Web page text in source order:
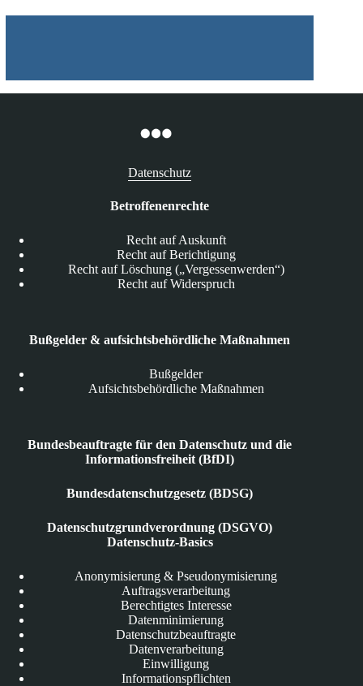
Datenschutz
Betroffenenrechte
Recht auf Auskunft
Recht auf Berichtigung
Recht auf Löschung („Vergessenwerden“)
Recht auf Widerspruch
Bußgelder & aufsichtsbehördliche Maßnahmen
Bußgelder
Aufsichtsbehördliche Maßnahmen
Bundesbeauftragte für den Datenschutz und die
Informationsfreiheit (BfDI)
Bundesdatenschutzgesetz (BDSG)
Datenschutzgrundverordnung (DSGVO)
Datenschutz-Basics
Anonymisierung & Pseudonymisierung
Auftragsverarbeitung
Berechtigtes Interesse
Datenminimierung
Datenschutzbeauftragte
Datenverarbeitung
Einwilligung
Informationspflichten